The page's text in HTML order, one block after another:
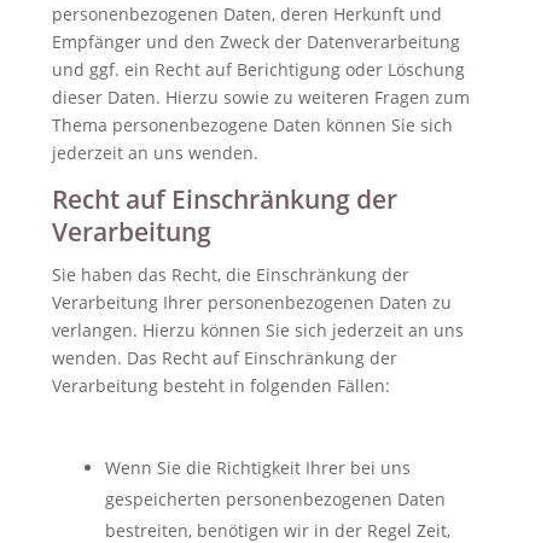
personenbezogenen Daten, deren Herkunft und
Empfänger und den Zweck der Datenverarbeitung
und ggf. ein Recht auf Berichtigung oder Löschung
dieser Daten. Hierzu sowie zu weiteren Fragen zum
Thema personenbezogene Daten können Sie sich
jederzeit an uns wenden.
Recht auf Einschränkung der
Verarbeitung
Sie haben das Recht, die Einschränkung der
Verarbeitung Ihrer personenbezogenen Daten zu
verlangen. Hierzu können Sie sich jederzeit an uns
wenden. Das Recht auf Einschränkung der
Verarbeitung besteht in folgenden Fällen:
Wenn Sie die Richtigkeit Ihrer bei uns
gespeicherten personenbezogenen Daten
bestreiten, benötigen wir in der Regel Zeit,